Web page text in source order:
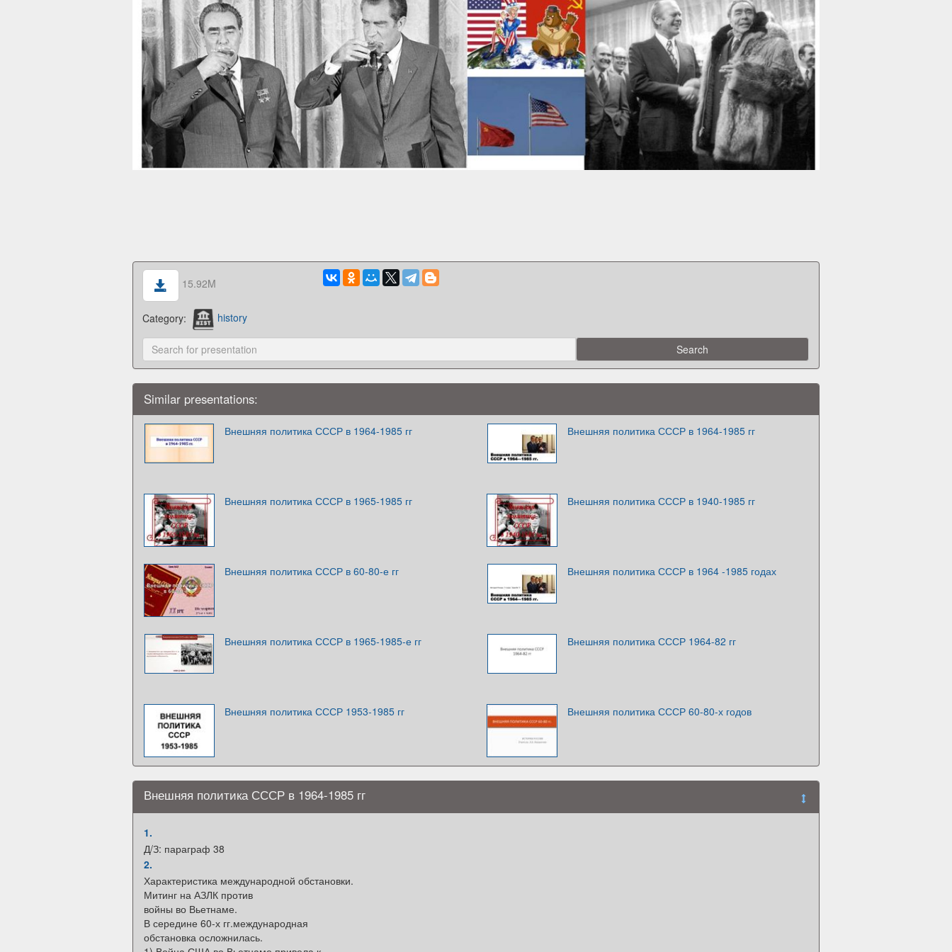
15.92M
Category: history
Similar presentations:
Внешняя политика СССР в 1964-1985 гг Внешняя политика СССР в 1964-1985 гг
Внешняя политика СССР в 1965-1985 гг Внешняя политика СССР в 1940-1985 гг
Внешняя политика СССР в 60-80-е гг Внешняя политика СССР в 1964 -1985 годах
Внешняя политика СССР в 1965-1985-е гг Внешняя политика СССР 1964-82 гг
Внешняя политика СССР 1953-1985 гг Внешняя политика СССР 60-80-х годов
Внешняя политика СССР в 1964-1985 гг
1.
Д/З: параграф 38
2.
Характеристика международной обстановки.
Митинг на АЗЛК против
войны во Вьетнаме.
В середине 60-х гг.международная
обстановка осложнилась.